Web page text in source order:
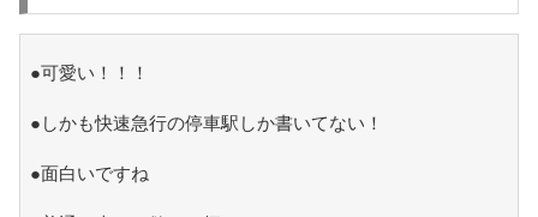
●可愛い！！！
●しかも快速急行の停車駅しか書いてない！
●面白いですね